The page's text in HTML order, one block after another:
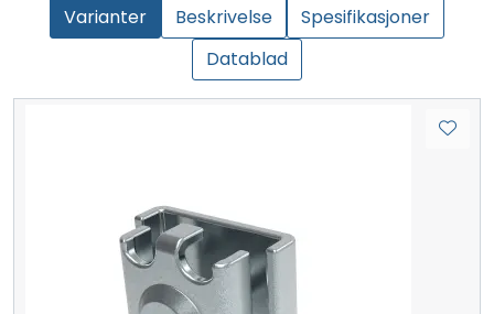
Varianter Beskrivelse
Spesifikasjoner
Datablad